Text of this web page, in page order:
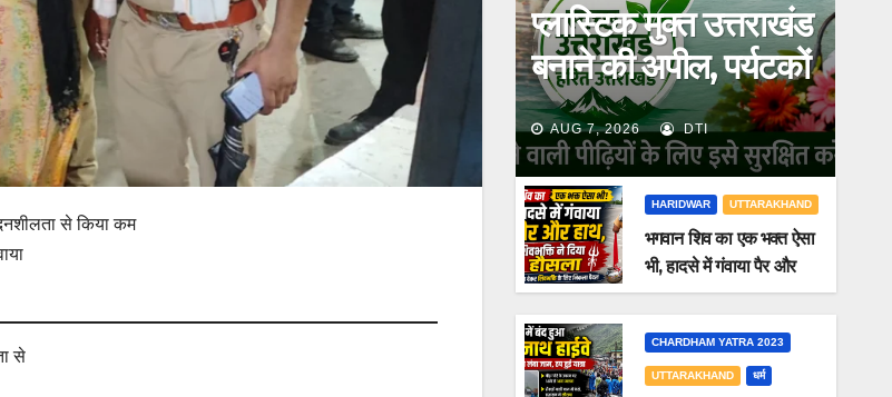
से किया कम
से
प्लास्टिक मुक्त उत्तराखंड
बनाने की अपील, पर्यटकों
से जिम्मेदारी निभाने को
कहा मुख्यमंत्री धामी ने
AUG 7, 2026 DTI
HARIDWAR UTTARAKHAND
भगवान शिव का एक भक्त ऐसा
भी, हादसे में गंवाया पैर और
हाथ, शिवभक्ति ने दिया
CHARDHAM YATRA 2023
UTTARAKHAND धर्म